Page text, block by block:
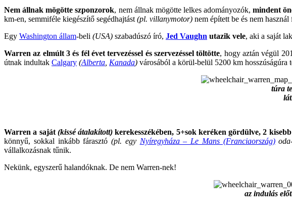
Nem állnak mögötte szponzorok, nem állnak mögötte lelkes adományozók,mindent
km-en, semmiféle kiegészítő segédhajtást (pl. villanymotor) nem épített be és nem
Egy Washington állam-beli (USA) szabadúszó író, Jed Vaughn utazik vele, aki a saját
Warren az elmúlt 3 és fél évet tervezéssel és szervezéssel töltötte, hogy aztán végül
útnak indultak Calgary (Alberta Kanada) városából a körül-belül 5200 km hosszúságúra
túra
Warren a saját (kissé átalakított) kerekesszékében, 5+sok keréken gördülve, 2
könnyű, sokkal inkább fárasztó(pl. egy Nyíregyháza – Le Mans (Franciaország)
vállalkozásnak tűnik.
Nekünk, egyszerű halandóknak. De nem Warren-nek!
az indulás